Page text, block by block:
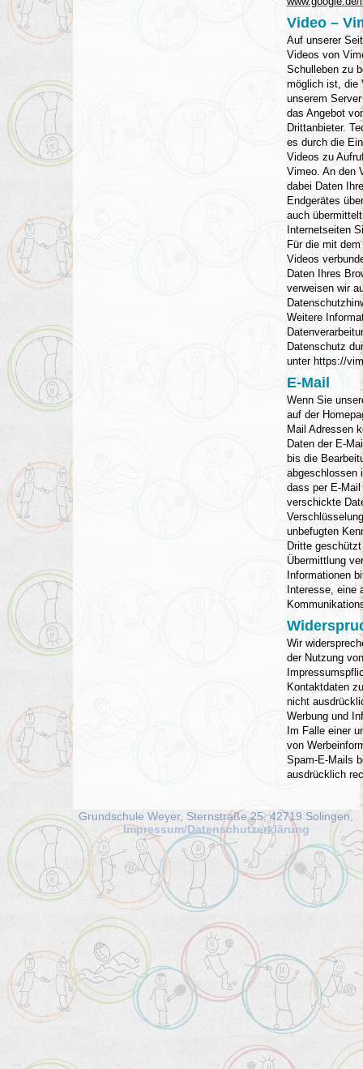
Video –
Auf unserer
Videos von
Schulleben zu
möglich ist, die
unserem
das Angebot
Drittanbieter.
es durch die
Videos zu
Vimeo. An den
dabei Daten
Endgerätes
auch
Internetseiten
Für die mit
Videos
Daten Ihres
verweisen wir
Weitere
Datenschutz
unter https://
E-Mail
Wenn Sie
auf der
Mail Adressen
Daten der E-
bis die
abgeschlossen
dass per E-
verschickte
unbefugten
Dritte
Übermittlung
Informationen
Interesse, eine
Wir
der Nutzung
Kontaktdaten
nicht
Werbung und
Im Falle einer
von
Spam-E-Mails
ausdrücklich
Grundschule Weyer, Sternstraße 25, 42719 Solingen,
Impressum/Datenschutzerklärung